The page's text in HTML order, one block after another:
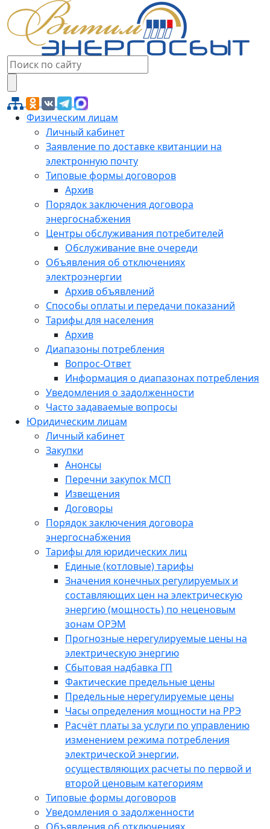
Физическим лицам
Личный кабинет
Заявление по доставке квитанции на
электронную почту
Типовые формы договоров
Архив
Порядок заключения договора
энергоснабжения
Центры обслуживания потребителей
Обслуживание вне очереди
Объявления об отключениях
электроэнергии
Архив объявлений
Способы оплаты и передачи показаний
Тарифы для населения
Архив
Диапазоны потребления
Вопрос-Ответ
Информация о диапазонах потребления
Уведомления о задолженности
Часто задаваемые вопросы
Юридическим лицам
Личный кабинет
Закупки
Анонсы
Перечни закупок МСП
Извещения
Договоры
Порядок заключения договора
энергоснабжения
Тарифы для юридических лиц
Единые (котловые) тарифы
Значения конечных регулируемых и
составляющих цен на электрическую
энергию (мощность) по неценовым
зонам ОРЭМ
Прогнозные нерегулируемые цены на
электрическую энергию
Сбытовая надбавка ГП
Фактические предельные цены
Предельные нерегулируемые цены
Часы определения мощности на РРЭ
Расчёт платы за услуги по управлению
изменением режима потребления
электрической энергии,
осуществляющих расчеты по первой и
второй ценовым категориям
Типовые формы договоров
Уведомления о задолженности